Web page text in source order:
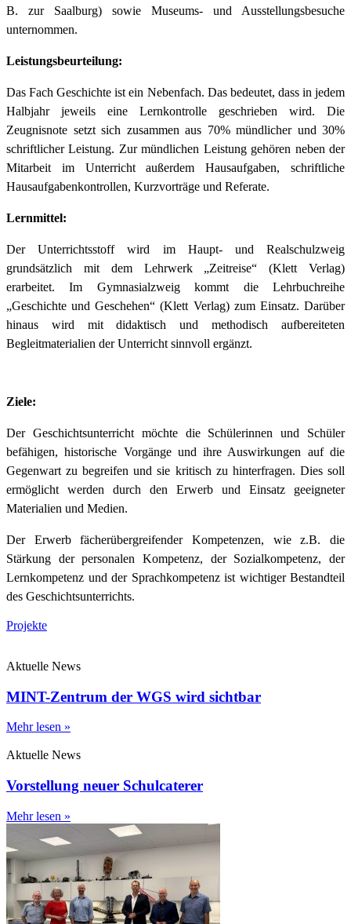
B. zur Saalburg) sowie Museums- und Ausstellungsbesuche
unternommen.
Leistungsbeurteilung:
Das Fach Geschichte ist ein Nebenfach. Das bedeutet, dass in jedem
Halbjahr jeweils eine Lernkontrolle geschrieben wird. Die
Zeugnisnote setzt sich zusammen aus 70% mündlicher und 30%
schriftlicher Leistung. Zur mündlichen Leistung gehören neben der
Mitarbeit im Unterricht außerdem Hausaufgaben, schriftliche
Hausaufgabenkontrollen, Kurzvorträge und Referate.
Lernmittel:
Der Unterrichtsstoff wird im Haupt- und Realschulzweig
grundsätzlich mit dem Lehrwerk „Zeitreise“ (Klett Verlag)
erarbeitet. Im Gymnasialzweig kommt die Lehrbuchreihe
„Geschichte und Geschehen“ (Klett Verlag) zum Einsatz. Darüber
hinaus wird mit didaktisch und methodisch aufbereiteten
Begleitmaterialien der Unterricht sinnvoll ergänzt.
Ziele:
Der Geschichtsunterricht möchte die Schülerinnen und Schüler
befähigen, historische Vorgänge und ihre Auswirkungen auf die
Gegenwart zu begreifen und sie kritisch zu hinterfragen. Dies soll
ermöglicht werden durch den Erwerb und Einsatz geeigneter
Materialien und Medien.
Der Erwerb fächerübergreifender Kompetenzen, wie z.B. die
Stärkung der personalen Kompetenz, der Sozialkompetenz, der
Lernkompetenz und der Sprachkompetenz ist wichtiger Bestandteil
des Geschichtsunterrichts.
Projekte
Aktuelle News
MINT-Zentrum der WGS wird sichtbar
Mehr lesen »
Aktuelle News
Vorstellung neuer Schulcaterer
Mehr lesen »